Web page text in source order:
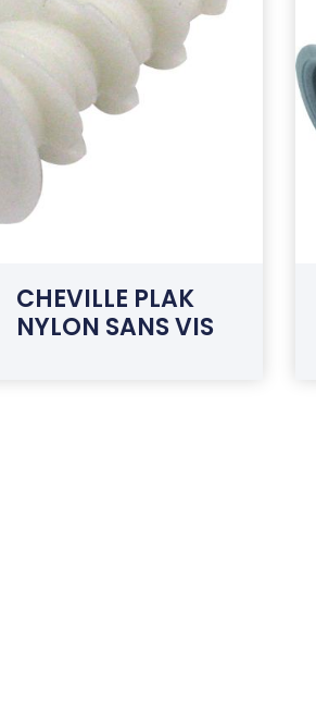
CHEVILLE PLAK
NYLON SANS VIS